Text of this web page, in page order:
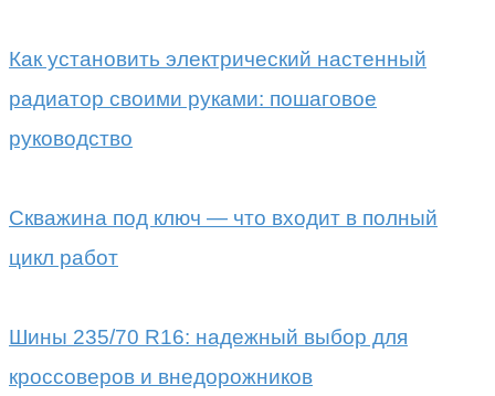
Как установить электрический настенный
радиатор своими руками: пошаговое
руководство
Скважина под ключ — что входит в полный
цикл работ
Шины 235/70 R16: надежный выбор для
кроссоверов и внедорожников